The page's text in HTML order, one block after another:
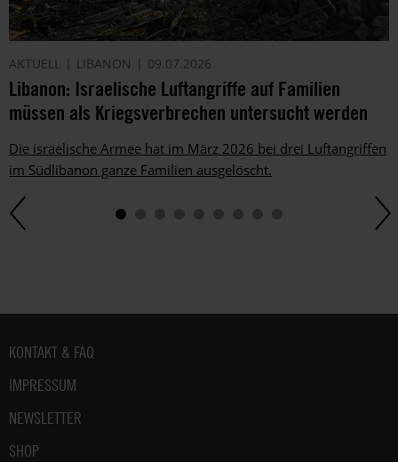
AKTUELL LIBANON 09.07.2026
Libanon: Israelische Luftangriffe auf Familien
müssen als Kriegsverbrechen untersucht werden
Die israelische Armee hat im März 2026 bei drei Luftangriffen
im Südlibanon ganze Familien ausgelöscht.
Fußbereich
KONTAKT & FAQ
IMPRESSUM
NEWSLETTER
SHOP